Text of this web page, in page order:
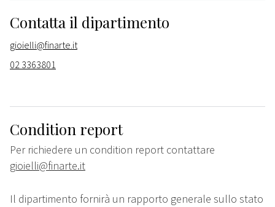
Contatta il dipartimento
gioielli@finarte.it
02 3363801
Condition report
Per richiedere un condition report contattare
gioielli@finarte.it
Il dipartimento fornirà un rapporto generale sullo stato